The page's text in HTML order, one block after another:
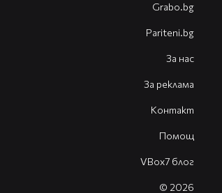
Grabo.bg
Pariteni.bg
За нас
За реклама
Контакт
Помощ
VBox7 блог
© 2026